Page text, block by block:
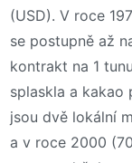
(USD). V roce
se postupně až
kontrakt na 1
splaskla a kakao
jsou dvě lokální
a v roce 2000